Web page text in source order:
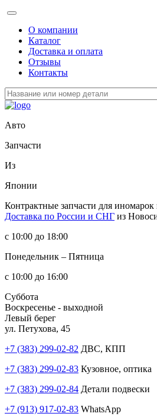
О компании
Каталог
Доставка и оплата
Отзывы
Контакты
Авто
Запчасти
Из
Японии
Контрактные запчасти для
Доставка по России и СНГ из
с 10:00 до 18:00
Понедельник – Пятница
с 10:00 до 16:00
Суббота
Воскресенье - выходной
Левый берег
ул. Петухова, 45
+7 (383) 299-02-82 ДВС, КПП
+7 (383) 299-02-83 Кузовное, оптика
+7 (383) 299-02-84 Детали подвески
+7 (913) 917-02-83 WhatsApp